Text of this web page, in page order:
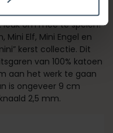
aanvulling op je
leuk om mee te spelen!
Elf, Mini Engel en
kerst collectie. Dit
van 100% katoen
aan het werk te gaan
is ongeveer 9 cm
2,5 mm.